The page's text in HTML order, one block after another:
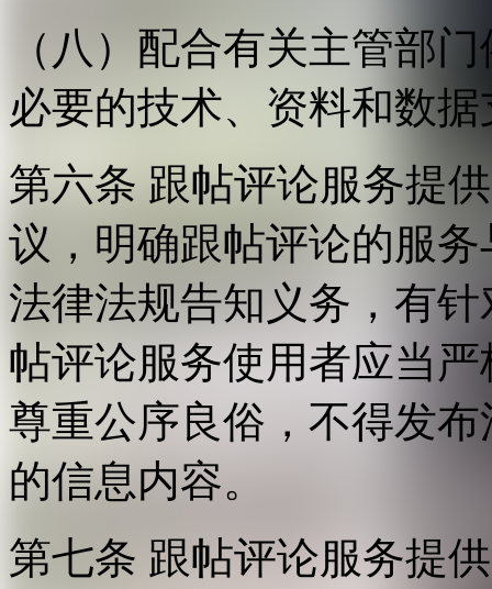
（八）配合有关主管部
必要的技术、资料和数
第六条 跟帖评论服务提
议，明确跟帖评论的服
法律法规告知义务，有
帖评论服务使用者应当
尊重公序良俗，不得发
的信息内容。
第七条 跟帖评论服务提